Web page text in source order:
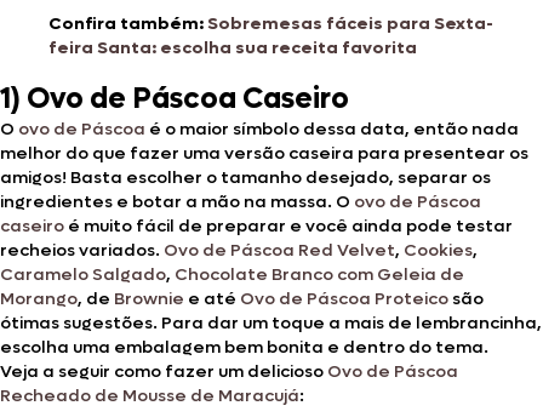
Confira também:Sobremesas fáceis para Sexta-
feira Santa: escolha sua receita favorita
1) Ovo de Páscoa Caseiro
O ovo de Páscoa é o maior símbolo dessa data, então nada
melhor do que fazer uma versão caseira para presentear os
amigos! Basta escolher o tamanho desejado, separar os
ingredientes e botar a mão na massa. O ovo de Páscoa
caseiro é muito fácil de preparar e você ainda pode testar
recheios variados. Ovo de Páscoa Red Velvet, Cookies,
Caramelo Salgado, Chocolate Branco com Geleia de
Morango, de Brownie e até Ovo de Páscoa Proteico são
ótimas sugestões. Para dar um toque a mais de lembrancinha,
escolha uma embalagem bem bonita e dentro do tema.
Veja a seguir como fazer um delicioso Ovo de Páscoa
Recheado de Mousse de Maracujá: